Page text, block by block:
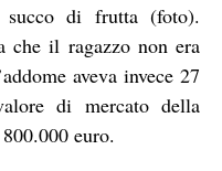
di frutta (foto).
che il ragazzo non era
aveva invece 27
di mercato della
euro.